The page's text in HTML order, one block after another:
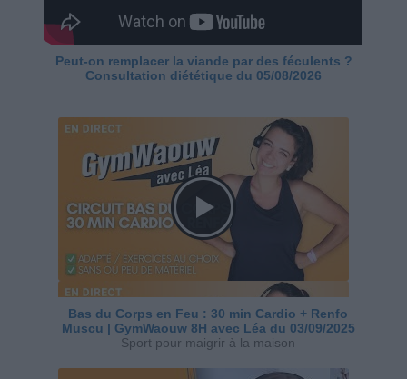
Peut-on remplacer la viande par des féculents ?
Consultation diététique du 05/08/2026
Bas du Corps en Feu : 30 min Cardio + Renfo
Muscu | GymWaouw 8H avec Léa du 03/09/2025
Sport pour maigrir à la maison